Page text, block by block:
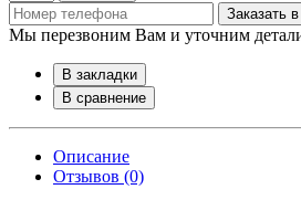
Заказать
Мы перезвоним Вам и уточним
В закладки
В сравнение
Описание
Отзывов (0)